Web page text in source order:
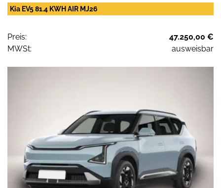
Kia EV5 81.4 KWH AIR MJ26
Preis:
47.250,00 €
MWSt:
ausweisbar